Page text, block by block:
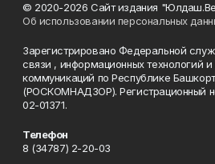
© 2020-2026 Сайт издания
Об использовании персональных
Зарегистрировано Федеральной
связи , информационных технологий
коммуникаций по Республике
(РОСКОМНАДЗОР). Регистрационный
02-01371.
Телефон
8 (34787) 2-20-03